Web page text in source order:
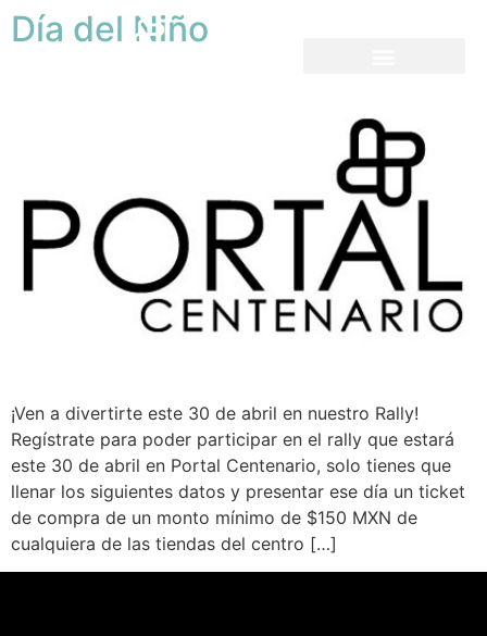
Día del Niño
¡Ven a divertirte este 30 de abril en nuestro Rally!
Regístrate para poder participar en el rally que estará
este 30 de abril en Portal Centenario, solo tienes que
llenar los siguientes datos y presentar ese día un ticket
de compra de un monto mínimo de $150 MXN de
cualquiera de las tiendas del centro […]